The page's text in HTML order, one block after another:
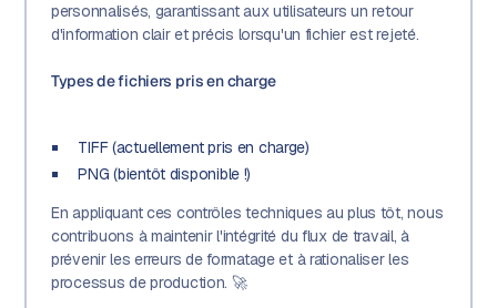
personnalisés, garantissant aux utilisateurs un retour
d'information clair et précis lorsqu'un fichier est rejeté.
Types de fichiers pris en charge
TIFF (actuellement pris en charge)
PNG (bientôt disponible !)
En appliquant ces contrôles techniques au plus tôt, nous
contribuons à maintenir l'intégrité du flux de travail, à
prévenir les erreurs de formatage et à rationaliser les
processus de production. 🚀